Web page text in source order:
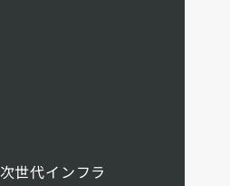
世代インフラ